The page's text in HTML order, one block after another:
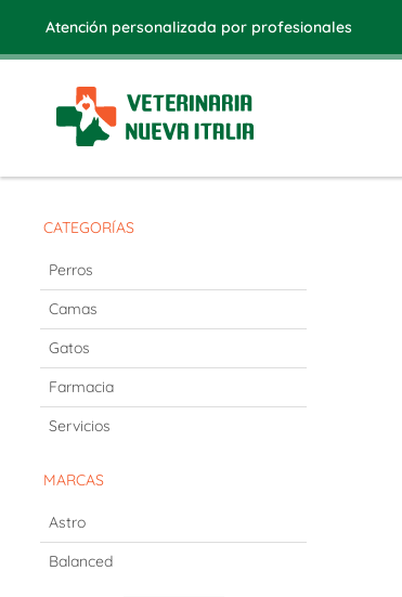
Atención personalizada por profesionales
CATEGORÍAS
Perros
Camas
Gatos
Farmacia
Servicios
MARCAS
Astro
Balanced